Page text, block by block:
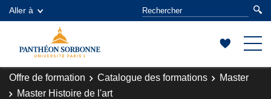
Aller à
Offre de formation Catalogue des formations
Master
Master Histoire de l'art